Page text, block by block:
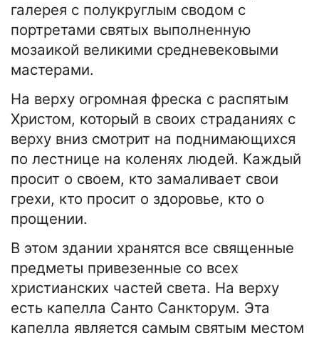
галерея с полукруглым сводом с
портретами святых выполненную
мозаикой великими средневековыми
мастерами.
На верху огромная фреска с распятым
Христом, который в своих страданиях с
верху вниз смотрит на поднимающихся
по лестнице на коленях людей. Каждый
просит о своем, кто замаливает свои
грехи, кто просит о здоровье, кто о
прощении.
В этом здании хранятся все священные
предметы привезенные со всех
христианских частей света. На верху
есть капелла Санто Санкторум. Эта
капелла является самым святым местом